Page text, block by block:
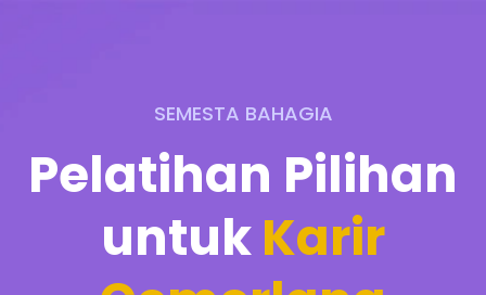
SEMESTA BAHAGIA
Pelatihan Pilihan
untukKarir